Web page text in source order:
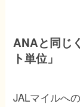
ANAと同じ
ト単位」
JALマイルへの